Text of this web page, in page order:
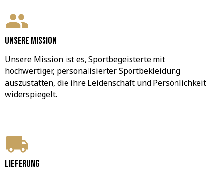
Unsere Mission
Unsere Mission ist es, Sportbegeisterte mit
hochwertiger, personalisierter Sportbekleidung
auszustatten, die ihre Leidenschaft und Persönlichkeit
widerspiegelt.
Lieferung